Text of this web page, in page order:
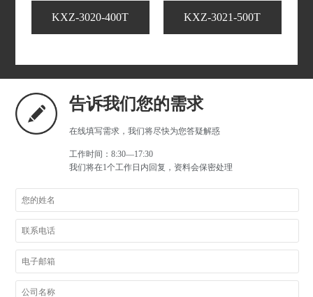
KXZ-3020-400T KXZ-3021-500T
告诉我们您的需求
在线填写需求，我们将尽快为您答疑解惑
工作时间：8:30—17:30
我们将在1个工作日内回复，资料会保密处理